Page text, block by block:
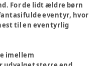
For de lidt ældre børn
eventyr, hvor
til en eventyrlig
imellem